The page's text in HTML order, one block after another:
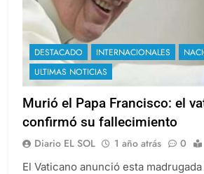
DESTACADO INTERNACIONALES
ULTIMAS NOTICIAS
Murió el Papa Francisco: el
confirmó su fallecimiento
Diario EL SOL 1 año atrás 0
El Vaticano anunció esta